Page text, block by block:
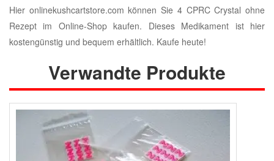
Hier onlinekushcartstore.com können Sie 4 CPRC Crystal ohne
Rezept im Online-Shop kaufen. Dieses Medikament ist hier
kostengünstig und bequem erhältlich. Kaufe heute!
Verwandte Produkte